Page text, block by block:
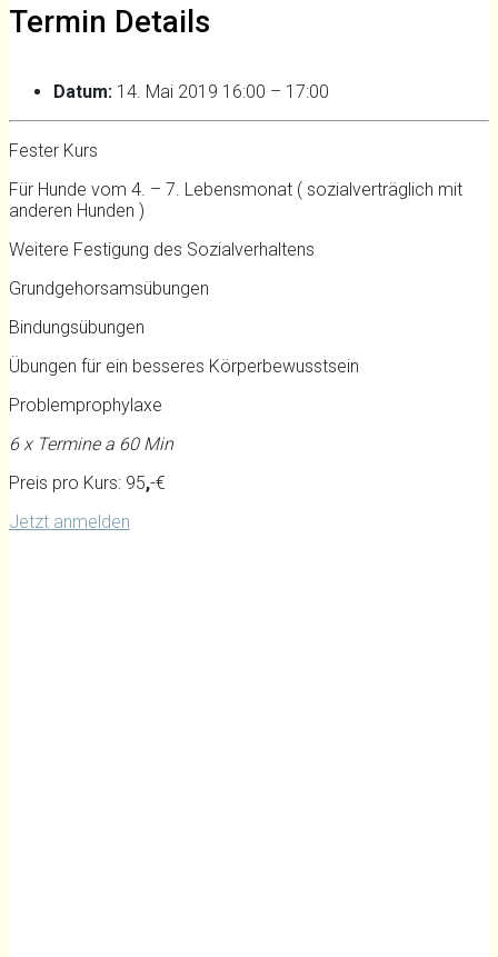
Termin Details
Datum: 14. Mai 2019 16:00 – 17:00
Fester Kurs
Für Hunde vom 4. – 7. Lebensmonat ( sozialverträglich mit
anderen Hunden )
Weitere Festigung des Sozialverhaltens
Grundgehorsamsübungen
Bindungsübungen
Übungen für ein besseres Körperbewusstsein
Problemprophylaxe
6 x Termine a 60 Min
Preis pro Kurs: 95,-€
Jetzt anmelden